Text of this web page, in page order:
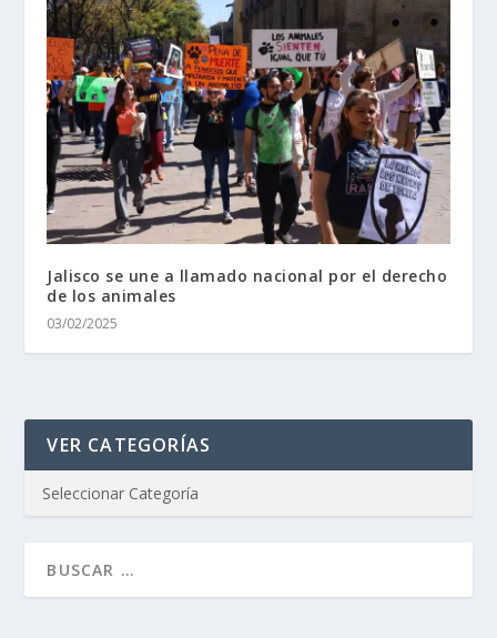
Jalisco se une a llamado nacional por el derecho
de los animales
03/02/2025
VER CATEGORÍAS